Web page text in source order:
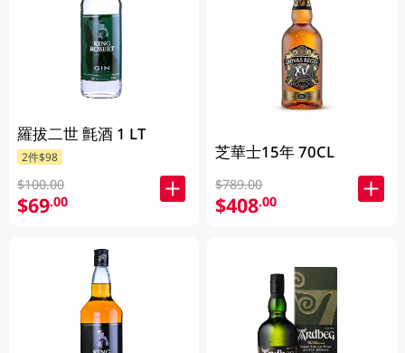
羅拔二世 氈酒 1 LT
2件$98
$100.00
$69.00
芝華士15年 70CL
$789.00
$408.00